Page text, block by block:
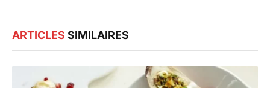
ARTICLES SIMILAIRES